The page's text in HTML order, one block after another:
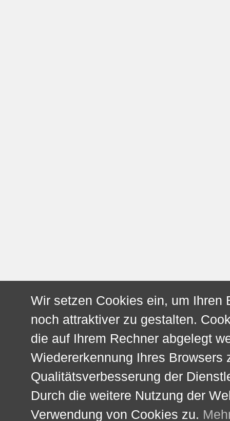
Wir setzen Cookies ein, um Ihren
noch attraktiver zu gestalten.
die auf Ihrem Rechner abgelegt
Wiedererkennung Ihres Browsers
Qualitätsverbesserung der
Durch die weitere Nutzung der
Verwendung von Cookies zu.